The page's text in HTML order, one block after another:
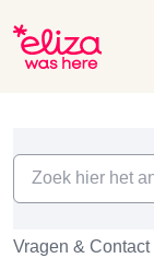
Vragen & Contact